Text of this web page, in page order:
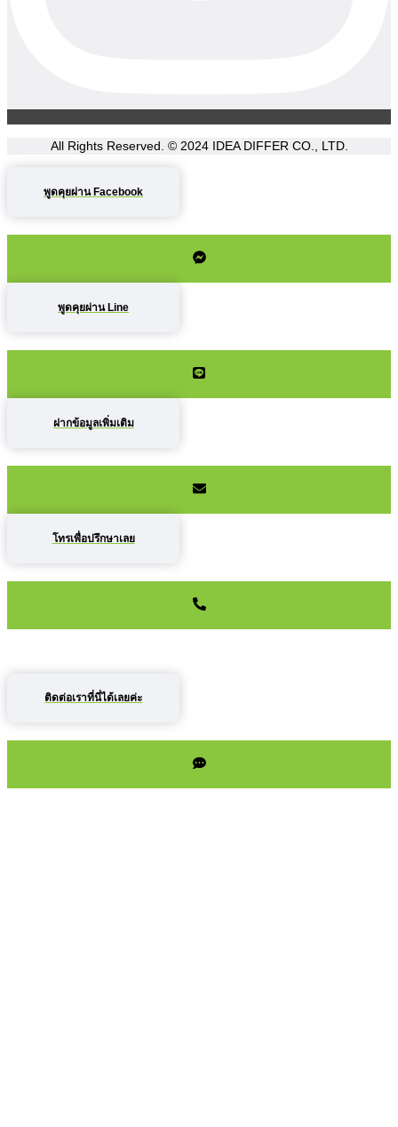
All Rights Reserved. © 2024 IDEA DIFFER CO., LTD.
พูดคุยผ่าน Facebook
พูดคุยผ่าน Line
ฝากข้อมูลเพิ่มเติม
โทรเพื่อปรึกษาเลย
ติดต่อเราที่นี่ได้เลยค่ะ